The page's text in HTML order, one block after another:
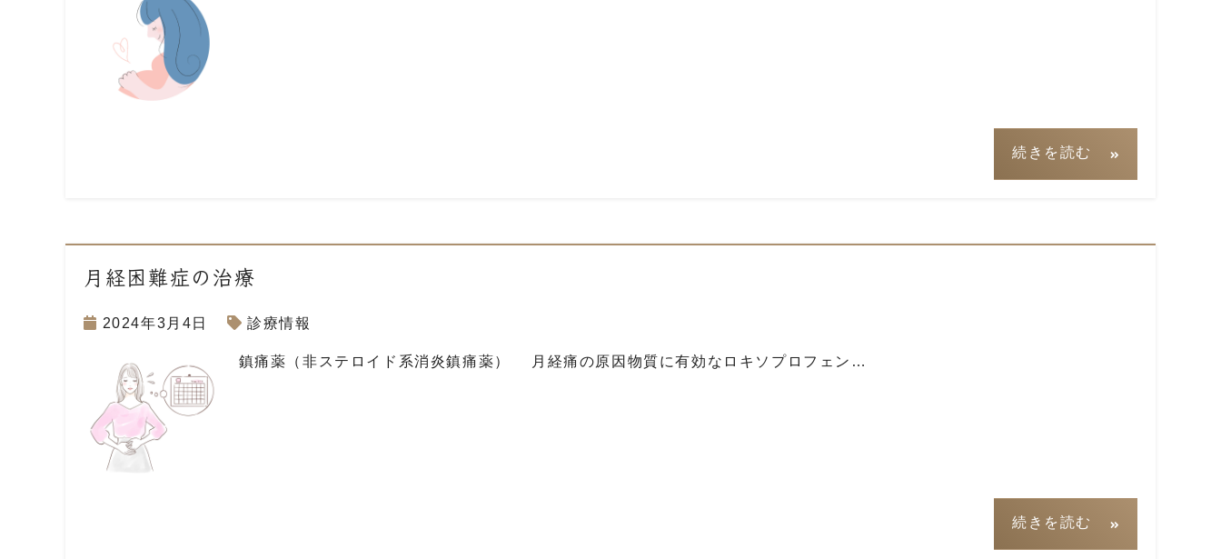
続きを読む
月経困難症の治療
2024年3月4日 診療情報
鎮痛薬（非ステロイド系消炎鎮痛薬） 月経痛の原因物質に有効なロキソプロフェン…
続きを読む